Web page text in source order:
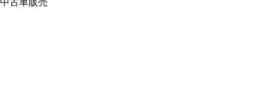
中古車販売